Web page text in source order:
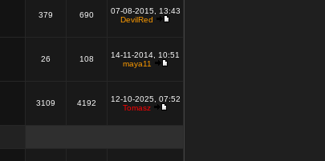
379 690
07-08-2015, 13:43
DevilRed
26 108
14-11-2014, 10:51
maya11
3109 4192
12-10-2025, 07:52
Tomasz